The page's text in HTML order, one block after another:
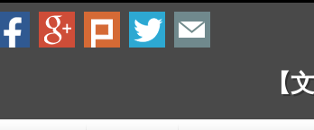
【